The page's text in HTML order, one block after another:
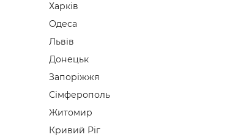
Харків
Одеса
Львів
Донецьк
Запоріжжя
Сімферополь
Житомир
Кривий Ріг